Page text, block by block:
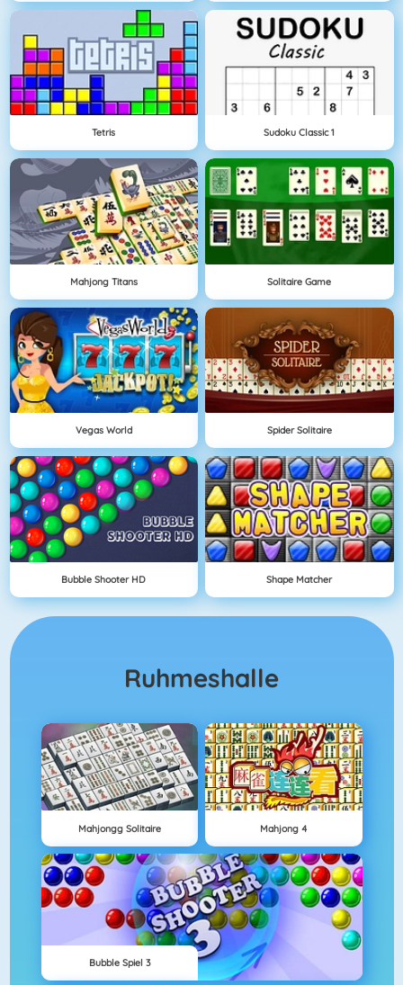
Tetris Sudoku Classic 1
Mahjong Titans Solitaire Game
Vegas World Spider Solitaire
Bubble Shooter HD Shape Matcher
Ruhmeshalle
Mahjongg Solitaire Mahjong 4
Bubble Spiel 3